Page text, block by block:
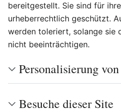
bereitgestellt. Sie sind für
urheberrechtlich geschützt.
werden toleriert, solange sie
nicht beeinträchtigen.
Personalisierung
Besuche dieser Site